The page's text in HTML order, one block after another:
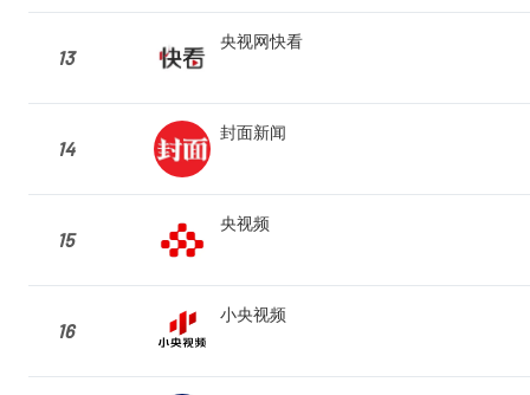
13
央视网快看
14
封面新闻
15
央视频
16
小央视频